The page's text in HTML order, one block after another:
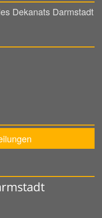
Dekanats Darmstadt